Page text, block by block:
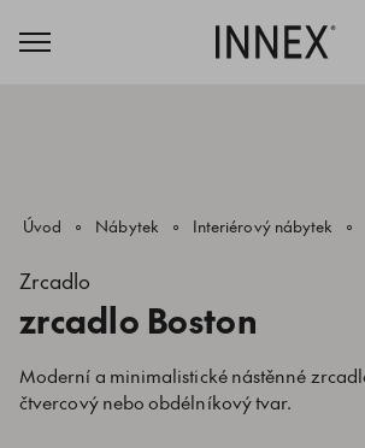
Úvod Nábytek Interiérový nábytek
Zrcadlo
zrcadlo Boston
Moderní a minimalistické nástěnné
čtvercový nebo obdélníkový tvar.